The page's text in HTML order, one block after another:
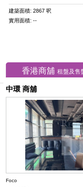
建築面積: 2867 呎
實用面積: --
香港商舖 租盤及售
中環 商舖
Foco